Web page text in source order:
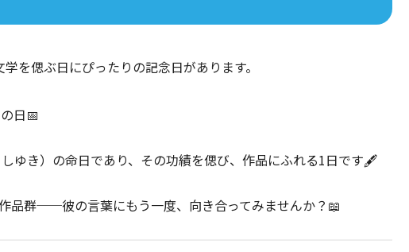
を偲ぶ日にぴったりの記念日があります。
の日📅
ゆき）の命日であり、その功績を偲び、作品にふれる1日です🖋️
品群──彼の言葉にもう一度、向き合ってみませんか？📖